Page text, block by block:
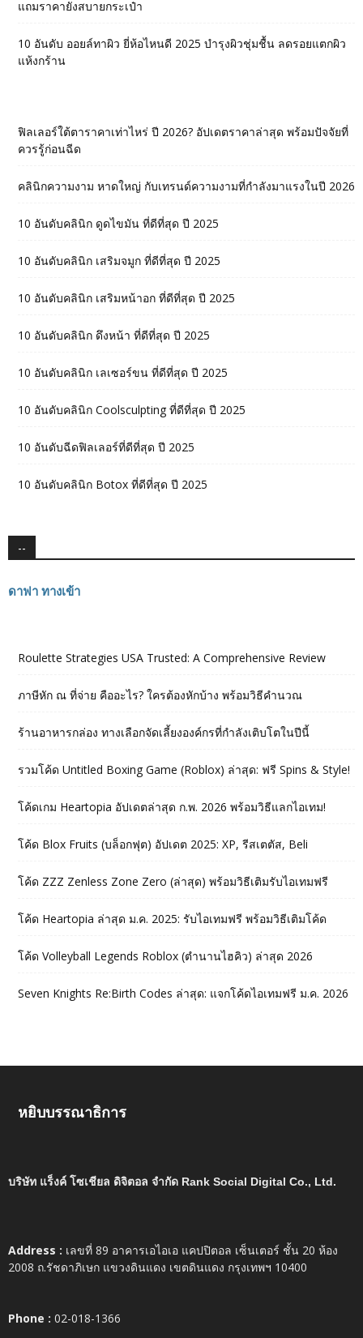
แถมราคายังสบายกระเป๋า
10 อันดับ ออยล์ทาผิว ยี่ห้อไหนดี 2025 บำรุงผิวชุ่มชื้น ลดรอยแตกผิว
แห้งกร้าน
ฟิลเลอร์ใต้ตาราคาเท่าไหร่ ปี 2026? อัปเดตราคาล่าสุด พร้อมปัจจัยที่
ควรรู้ก่อนฉีด
คลินิกความงาม หาดใหญ่ กับเทรนด์ความงามที่กำลังมาแรงในปี 2026
10 อันดับคลินิก ดูดไขมัน ที่ดีที่สุด ปี 2025
10 อันดับคลินิก เสริมจมูก ที่ดีที่สุด ปี 2025
10 อันดับคลินิก เสริมหน้าอก ที่ดีที่สุด ปี 2025
10 อันดับคลินิก ดึงหน้า ที่ดีที่สุด ปี 2025
10 อันดับคลินิก เลเซอร์ขน ที่ดีที่สุด ปี 2025
10 อันดับคลินิก Coolsculpting ที่ดีที่สุด ปี 2025
10 อันดับฉีดฟิลเลอร์ที่ดีที่สุด ปี 2025
10 อันดับคลินิก Botox ที่ดีที่สุด ปี 2025
--
ดาฟา ทางเข้า
Roulette Strategies USA Trusted: A Comprehensive Review
ภาษีหัก ณ ที่จ่าย คืออะไร? ใครต้องหักบ้าง พร้อมวิธีคำนวณ
ร้านอาหารกล่อง ทางเลือกจัดเลี้ยงองค์กรที่กำลังเติบโตในปีนี้
รวมโค้ด Untitled Boxing Game (Roblox) ล่าสุด: ฟรี Spins & Style!
โค้ดเกม Heartopia อัปเดตล่าสุด ก.พ. 2026 พร้อมวิธีแลกไอเทม!
โค้ด Blox Fruits (บล็อกฟุต) อัปเดต 2025: XP, รีสเตตัส, Beli
โค้ด ZZZ Zenless Zone Zero (ล่าสุด) พร้อมวิธีเติมรับไอเทมฟรี
โค้ด Heartopia ล่าสุด ม.ค. 2025: รับไอเทมฟรี พร้อมวิธีเติมโค้ด
โค้ด Volleyball Legends Roblox (ตำนานไฮคิว) ล่าสุด 2026
Seven Knights Re:Birth Codes ล่าสุด: แจกโค้ดไอเทมฟรี ม.ค. 2026
หยิบบรรณาธิการ
บริษัท แร็งค์ โซเชียล ดิจิตอล จำกัด Rank Social Digital Co., Ltd.
Address : เลขที่ 89 อาคารเอไอเอ แคปปิตอล เซ็นเตอร์ ชั้น 20 ห้อง
2008 ถ.รัชดาภิเษก แขวงดินแดง เขตดินแดง กรุงเทพฯ 10400
Phone : 02-018-1366